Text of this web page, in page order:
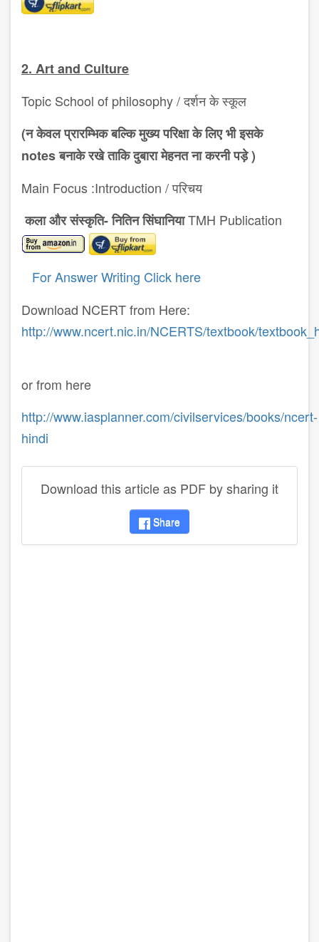
2. Art and Culture
Topic School of philosophy /दर्शन के स्कूल
(न केवल प्रारम्भिक बल्कि मुख्य परिक्षा के लिए भी इसके
notes बनाके रखे ताकि दुबारा मेहनत ना करनी पड़े )
Main Focus :Introduction /परिचय
कला और संस्कृति- नितिन सिंघानियाTMH Publication
For Answer Writing Click here
Download NCERT from Here:
http://www.ncert.nic.in/NCERTS/textbook/
or from here
http://www.iasplanner.com/civilservices/books/ncert-
hindi
Download this article as PDF by sharing it
Share